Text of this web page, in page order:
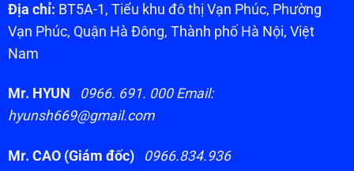
Địa chỉ: BT5A-1, Tiểu khu đô thị Vạn Phúc, Phường
Vạn Phúc, Quận Hà Đông, Thành phố Hà Nội, Việt
Nam
Mr. HYUN
0966. 691. 000 Email:
hyunsh669@gmail.com
Mr. CAO (Giám đốc) 0966.834.936